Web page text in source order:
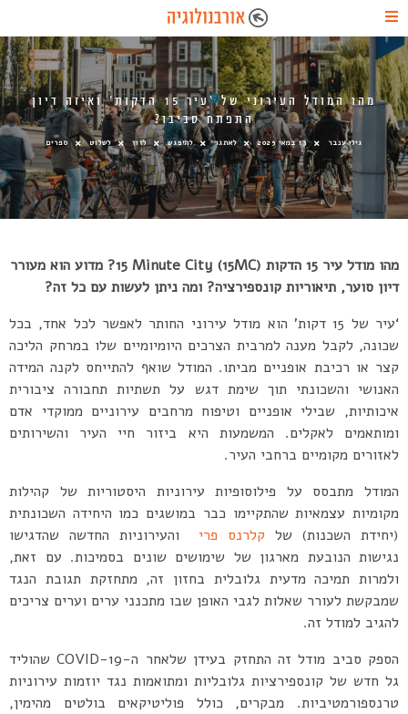
מהו המודל העירוני של ‘עיר 15 הדקות’ ואיזה דיון
התפתח סביבו?
גילי ענבר 13 במאי 2025 לאתגר להיפגש לזוז לשלוט ספרים
מהו מודל עיר 15 הדקות (15MC) 15 Minute City? מדוע הוא מעורר
דיון סוער, תיאוריות קונספירציה? ומה ניתן לעשות עם כל זה?
‘עיר של 15 דקות’ הוא מודל עירוני החותר לאפשר לכל אחד, בכל
שכונה, לקבל מענה למרבית הצרכים היומיומיים שלו במרחק הליכה
קצר או רכיבת אופניים מביתו. המודל שואף להתייחס לקנה המידה
האנושי והשכונתי תוך שימת דגש על תשתיות תחבורה ציבורית
איכותיות, שבילי אופניים וטיפוח מרחבים עירוניים ממוקדי אדם
ומותאמים לאקלים. המשמעות היא ביזור חיי העיר והשירותים
לאזורים מקומיים ברחבי העיר.
המודל מתבסס על פילוסופיות עירוניות היסטוריות של קהילות
מקומיות עצמאיות שהתקיימו כבר במושגים כמו היחידה השכונתית
(יחידת השכנות) של קלרנס פרי והעירוניות החדשה שהדגישו
נגישות הנובעת מארגון של שימושים שונים בסמיכות. עם זאת,
ולמרות תמיכה מדעית גלובלית בחזון זה, מתחזקת תגובת הנגד
שמבקשת לעורר שאלות לגבי האופן שבו מתכנני ערים וערים צריכים
להגיב למודל זה.
הספק סביב מודל זה התחזק בעידן שלאחר ה-COVID-19 שהוליד
גל חדש של קונספירציות גלובליות ומתואמות נגד יוזמות עירוניות
טרנספורמטיביות. מבקרים, כולל פוליטיקאים בולטים מהימין,